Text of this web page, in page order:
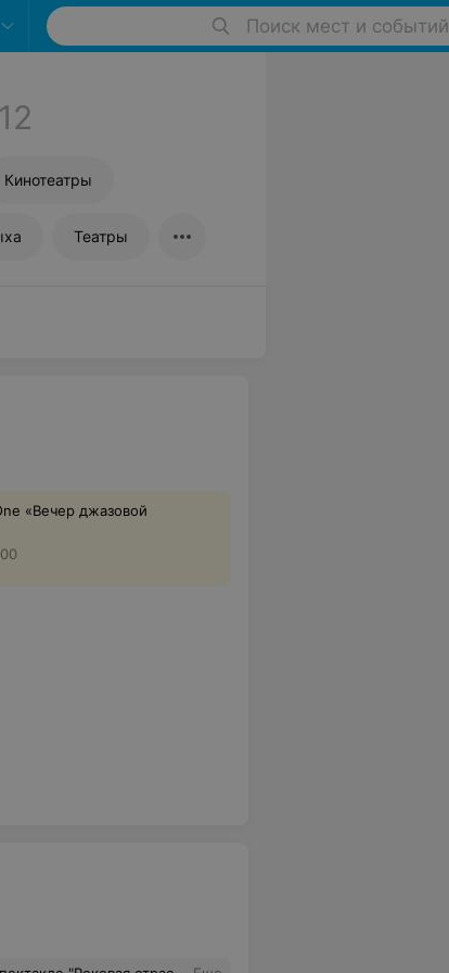
Поиск мест и событий
12
Кинотеатры
Театры
«‎Вечер джазовой